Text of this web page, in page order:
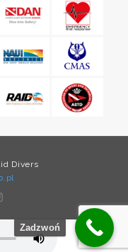
Divers
Zadzwoń